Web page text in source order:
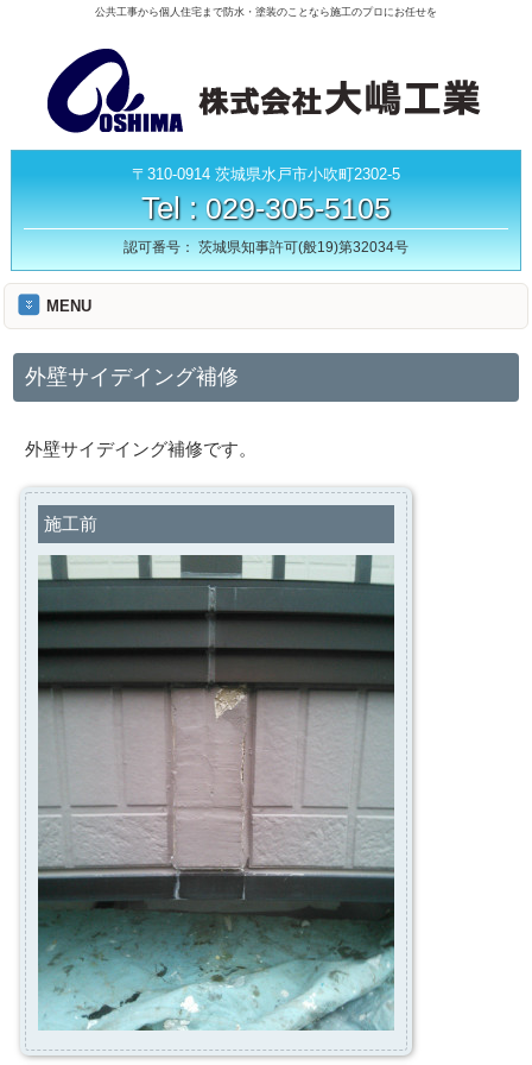
公共工事から個人住宅まで防水・塗装のことなら施工のプロにお任せを
〒310-0914 茨城県水戸市小吹町2302-5
Tel :029-305-5105
認可番号： 茨城県知事許可(般19)第32034号
MENU
外壁サイデイング補修
外壁サイデイング補修です。
施工前